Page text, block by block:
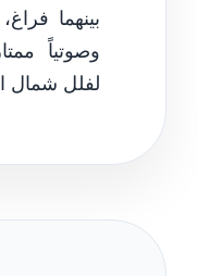
بينهما
وصوتياً
لفلل شمال